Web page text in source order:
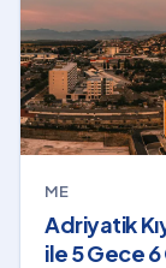
ME
Adriyatik
ile 5 Gece 6